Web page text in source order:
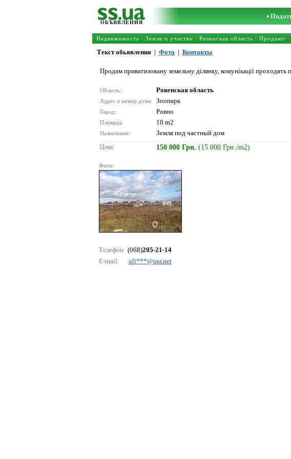
ОБЪЯВЛЕНИЯ
Недвижимость : Земля и участки : Ровенская область : Продают
Текст обьявления | Фото | Контакты
Продам приватизовану земельну ділянку, комунікації проходять
Область: Ровенская область
Адрес и номер дома: Зоопарк
Город: Ровно
Площадь: 10 m2
Назначение: Земля под частный дом
Цена: 150 000 Грн. (15 000 Грн./m2)
Фото:
Телефон: (068)205-21-14
E-mail:
оli***@uкr.nеt